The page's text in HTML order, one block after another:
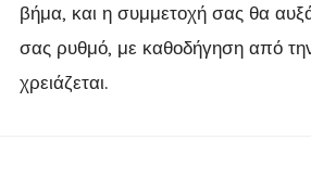
βήμα, και η συμμετοχή σας θα
σας ρυθμό, με καθοδήγηση από
χρειάζεται.